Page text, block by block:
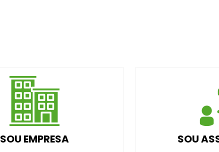
SOU EMPRESA SOU